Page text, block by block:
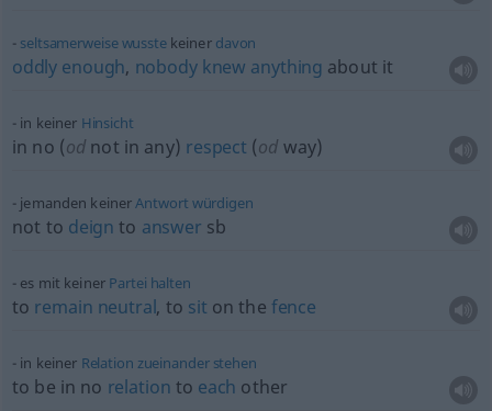
seltsamerweisewusstekeiner davon
oddly enough, nobody knew anything about it
in keiner Hinsicht
in no (od not in any) respect (od way)
jemanden keinerAntwort würdigen
not to deign to answer sb
es mit keiner Partei halten
to remain neutral, to sit on the fence
in keiner Relation zueinander stehen
to be in no relation to each other